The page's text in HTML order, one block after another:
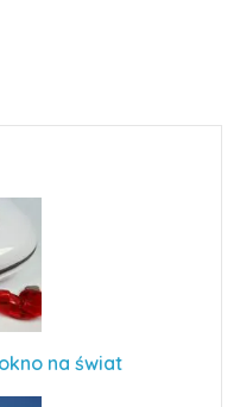
na świat